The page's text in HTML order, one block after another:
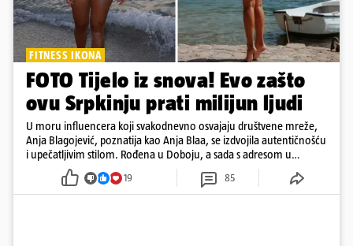
FITNESS IKONA
FOTO Tijelo iz snova! Evo zašto
ovu Srpkinju prati milijun ljudi
U moru influencera koji svakodnevno osvajaju društvene mreže,
Anja Blagojević, poznatija kao Anja Blaa, se izdvojila autentičnošću
i upečatljivim stilom. Rođena u Doboju, a sada s adresom u
Dubaiju, Anja je spoj glamura, discipline i mladenačke energije
19 85